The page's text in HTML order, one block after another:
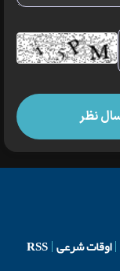
اوقات شرعی RSS